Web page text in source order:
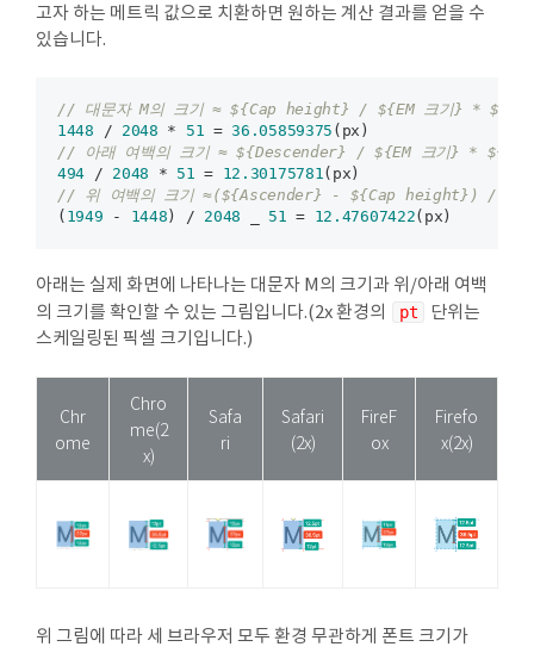
고자 하는 메트릭 값으로 치환하면 원하는 계산 결과를 얻을 수
있습니다.
// 대문자 M의 크기 ≈ ${Cap height} / ${EM 크기} *
1448 / 2048 * 51 = 36.05859375
// 아래 여백의 크기 ≈ ${Descender} / ${EM 크기} *
494 / 2048 * 51 = 12.30175781
// 위 여백의 크기 ≈(${Ascender} - ${Cap height}) /
( 1949 - 1448 ) / 2048 51 = 12.47607422
아래는 실제 화면에 나타나는 대문자 M의 크기과 위/아래 여백
의 크기를 확인할 수 있는 그림입니다.(2x 환경의
pt
단위는
스케일링된 픽셀 크기입니다.)
Chr
ome
Chro
me(2
x)
Safa
ri
Safari
(2x)
FireF
ox
Firefo
x(2x)
위 그림에 따라 세 브라우저 모두 환경 무관하게 폰트 크기가